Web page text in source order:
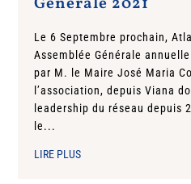
Le 6 Septembre prochain,
Assemblée Générale
par M. le Maire José Maria
l’association, depuis Viana
leadership du réseau depuis
le...
LIRE PLUS